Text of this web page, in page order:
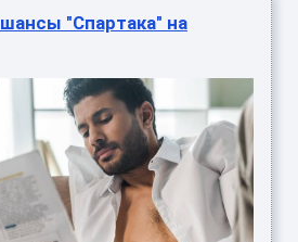
"Спартака" на